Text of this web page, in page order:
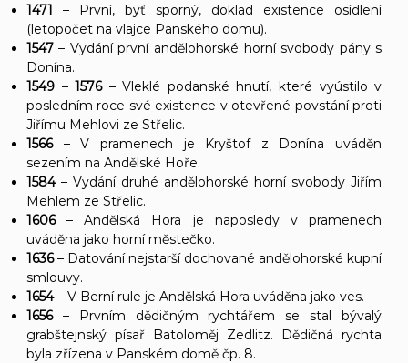
1471 – První, byť sporný, doklad existence osídlení
(letopočet na vlajce Panského domu).
1547– Vydání první andělohorské horní svobody pány s
Donína.
1549 –1576 – Vleklé podanské hnutí, které vyústilo v
posledním roce své existence v otevřené povstání proti
Jiřímu Mehlovi ze Střelic.
1566 – V pramenech je Kryštof z Donína uváděn
sezením na Andělské Hoře.
1584 – Vydání druhé andělohorské horní svobody Jiřím
Mehlem ze Střelic.
1606– Andělská Hora je naposledy v pramenech
uváděna jako horní městečko.
1636– Datování nejstarší dochované andělohorské kupní
smlouvy.
1654– V Berní rule je Andělská Hora uváděna jako ves.
1656 – Prvním dědičným rychtářem se stal bývalý
grabštejnský písař Batoloměj Zedlitz. Dědičná rychta
byla zřízena v Panském domě čp. 8.